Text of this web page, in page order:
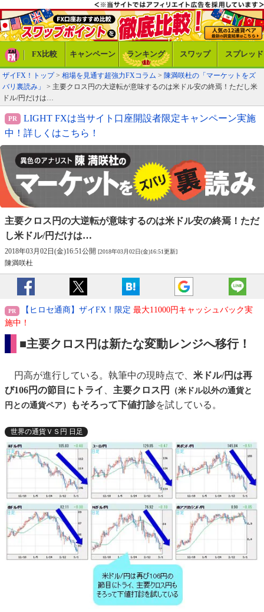
FX比較 キャンペーン ランキング スワップ スプレッド
ザイFX！トップ> 相場を見通す超強力FXコラム > 陳満咲杜の「マーケットをズ
バリ裏読み」
> 主要クロス円の大逆転が意味するのは米ドル安の終焉！ただし米
ドル/円だけは…
LIGHT FXは当サイト口座開設者限定キャンペーン実施
中！詳しくはこちら！
主要クロス円の大逆転が意味するのは米ドル安の終焉！ただ
し米ドル/円だけは…
2018年03月02日(金)16:51公開 [2018年03月02日(金)16:51更新]
陳満咲杜
【ヒロセ通商】ザイFX！限定 最大11000円キャッシュバック実
施中！
■主要クロス円は新たな変動レンジへ移行！
円高が進行している。執筆中の現時点で、 米ドル/円は再
び106円の節目にトライ
主要クロス円
（米ドル以外の通貨と
円との通貨ペア）
もそろって下値打診を試している。
世界の通貨ＶＳ円 日足